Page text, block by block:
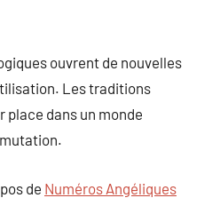
ouvrent de nouvelles
Les traditions
dans un monde
de Numéros Angéliques